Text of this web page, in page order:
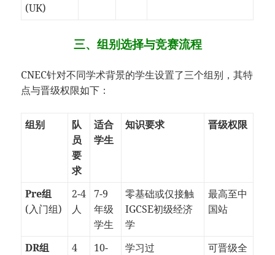
(UK)
三、组别选择与竞赛流程
CNEC针对不同学术背景的学生设置了三个组别，其特
点与晋级权限如下：
组别
队
员
要
求
适合
学生
知识要求 晋级权限
​Pre组​
(入门组)
2-4
人
7-9
年级
学生
零基础或仅接触
IGCSE初级经济
学
最高至中
国站
​DR组​ 4 10- 学习过 可晋级全